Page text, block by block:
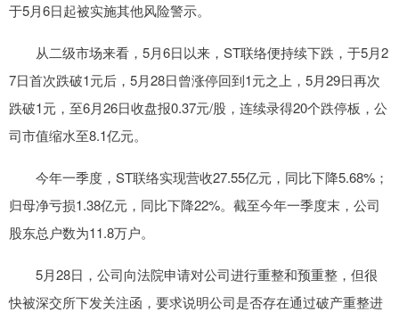
于5月6日起被实施其他风险警示。
从二级市场来看，5月6日以来，ST联络便持续下跌，于5月2
7日首次跌破1元后，5月28日曾涨停回到1元之上，5月29日再次
跌破1元，至6月26日收盘报0.37元/股，连续录得20个跌停板，公
司市值缩水至8.1亿元。
今年一季度，ST联络实现营收27.55亿元，同比下降5.68%；
归母净亏损1.38亿元，同比下降22%。截至今年一季度末，公司
股东总户数为11.8万户。
5月28日，公司向法院申请对公司进行重整和预重整，但很
快被深交所下发关注函，要求说明公司是否存在通过破产重整进